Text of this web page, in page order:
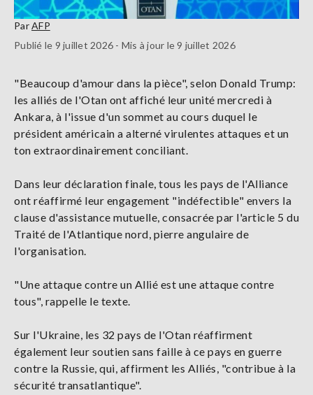
ParAFP
Publié le 9 juillet 2026 - Mis à jour le 9 juillet 2026
"Beaucoup d'amour dans la pièce", selon Donald Trump:
les alliés de l'Otan ont affiché leur unité mercredi à
Ankara, à l'issue d'un sommet au cours duquel le
président américain a alterné virulentes attaques et un
ton extraordinairement conciliant.
Dans leur déclaration finale, tous les pays de l'Alliance
ont réaffirmé leur engagement "indéfectible" envers la
clause d'assistance mutuelle, consacrée par l'article 5 du
Traité de l'Atlantique nord, pierre angulaire de
l'organisation.
"Une attaque contre un Allié est une attaque contre
tous", rappelle le texte.
Sur l'Ukraine, les 32 pays de l'Otan réaffirment
également leur soutien sans faille à ce pays en guerre
contre la Russie, qui, affirment les Alliés, "contribue à la
sécurité transatlantique".